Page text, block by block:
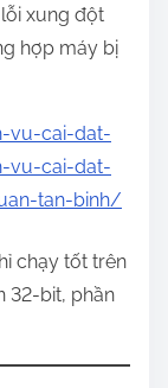
xung đột
hợp máy bị
vu-cai-dat-
vu-cai-dat-
tan-binh/
chạy tốt trên
32-bit, phần